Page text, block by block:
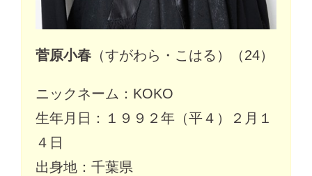
菅原小春 （すがわら・こはる）（24）
ニックネーム：KOKO
生年月日：１９９２年（平４）２月１
４日
出身地：千葉県